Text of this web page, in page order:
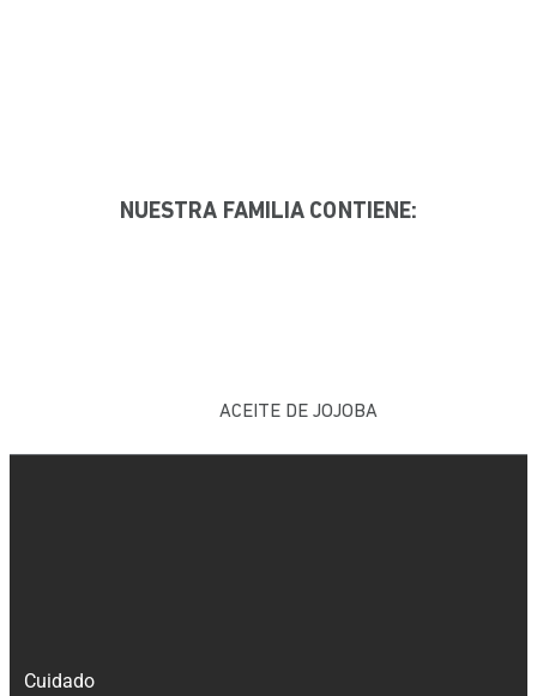
NUESTRA FAMILIA CONTIENE:
ACEITE DE JOJOBA
Cuidado